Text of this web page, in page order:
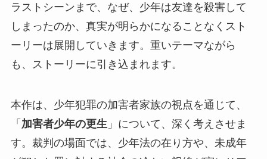
ラストシーンまで、なぜ、少年は友達を殺害して
しまったのか、真実が明らかになることなくスト
ーリーは展開していきます。重いテーマながら
も、ストーリーに引き込まれます。
本作は、少年犯罪の加害者家族の視点を通じて、
「 加害者少年の更生 」について、深く考えさせま
す。裁判の場面では、少年法の在り方や、未成年